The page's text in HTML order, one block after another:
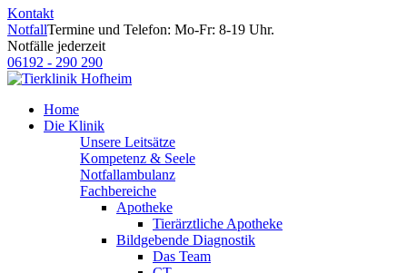
Kontakt
NotfallTermine und Telefon: Mo-Fr: 8-19 Uhr.
Notfälle jederzeit
06192 - 290 290
Home
Die Klinik
Unsere Leitsätze
Kompetenz & Seele
Notfallambulanz
Fachbereiche
Apotheke
Tierärztliche Apotheke
Bildgebende Diagnostik
Das Team